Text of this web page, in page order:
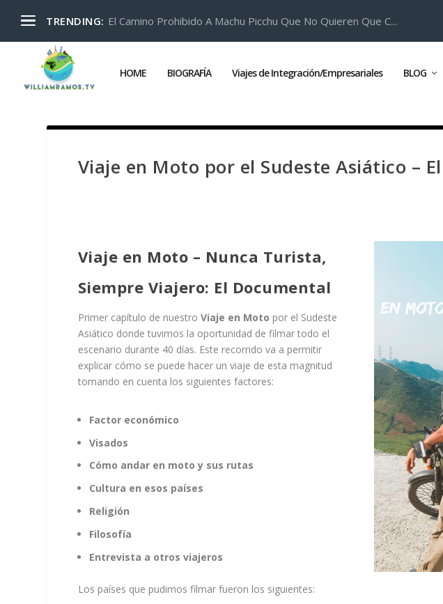
TRENDING: El Camino Prohibido A Machu Picchu Que No Quieren Que C...
HOME BIOGRAFÍA Viajes de Integración/Empresariales BLOG
Viaje en Moto por el Sudeste Asiático –
Viaje en Moto – Nunca Turista,
Siempre Viajero: El Documental
Primer capítulo de nuestro Viaje en Moto por el Sudeste
Asiático donde tuvimos la oportunidad de filmar todo el
escenario durante 40 días. Este recorrido va a permitir
explicar cómo se puede hacer un viaje de esta magnitud
tomando en cuenta los siguientes factores:
Factor económico
Visados
Cómo andar en moto y sus rutas
Cultura en esos países
Religión
Filosofía
Entrevista a otros viajeros
Los países que pudimos filmar fueron los siguientes: